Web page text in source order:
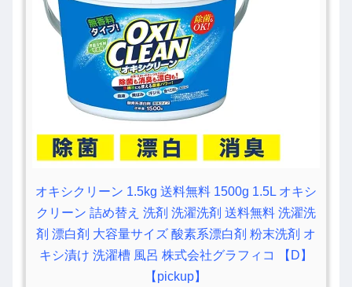
オキシクリーン 1.5kg 送料無料 1500g 1.5L オキシ
クリーン 詰め替え 洗剤 洗濯洗剤 送料無料 洗濯洗
剤 漂白剤 大容量サイズ 酸素系漂白剤 粉末洗剤 オ
キシ漬け 洗濯槽 風呂 株式会社グラフィコ 【D】
【pickup】